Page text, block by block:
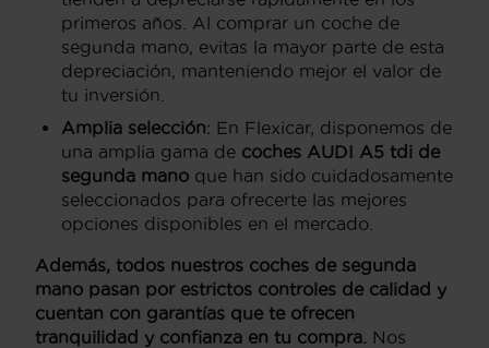
primeros años. Al comprar un coche de
segunda mano, evitas la mayor parte de esta
depreciación, manteniendo mejor el valor de
tu inversión.
Amplia selección: En Flexicar, disponemos de
una amplia gama de coches AUDI A5 tdi de
segunda mano que han sido cuidadosamente
seleccionados para ofrecerte las mejores
opciones disponibles en el mercado.
Además, todos nuestros coches de segunda
mano pasan por estrictos controles de calidad y
cuentan con garantías que te ofrecen
tranquilidad y confianza en tu compra. Nos